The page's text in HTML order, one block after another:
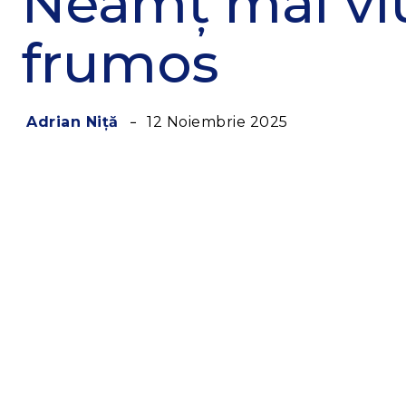
frumos
Adrian Niță 12 Noiembrie 2025